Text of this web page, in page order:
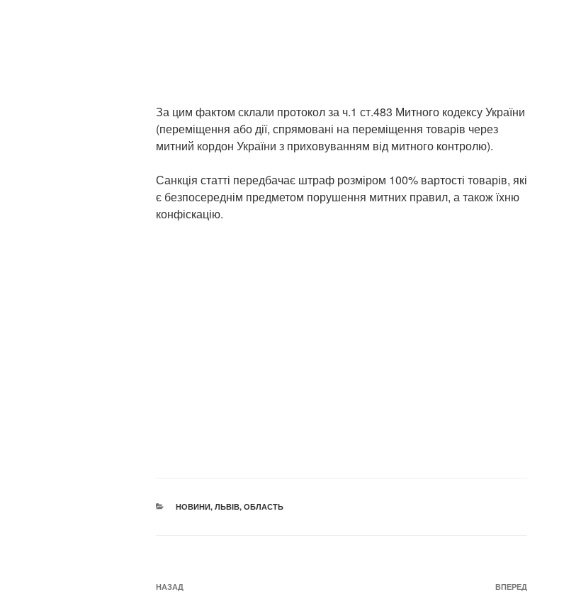
За цим фактом склали протокол за ч.1 ст.483 Митного кодексу України
(переміщення або дії, спрямовані на переміщення товарів через
митний кордон України з приховуванням від митного контролю).
Санкція статті передбачає штраф розміром 100% вартості товарів, які
є безпосереднім предметом порушення митних правил, а також їхню
конфіскацію.
КАТЕГОРІЇ
НОВИНИ, ЛЬВІВ, ОБЛАСТЬ
Навігація
Попередній
НАЗАД
Наступний
ВПЕРЕД